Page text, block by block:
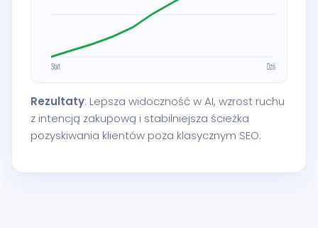
Rezultaty: Lepsza widoczność w AI, wzrost ruchu
z intencją zakupową i stabilniejsza ścieżka
pozyskiwania klientów poza klasycznym SEO.